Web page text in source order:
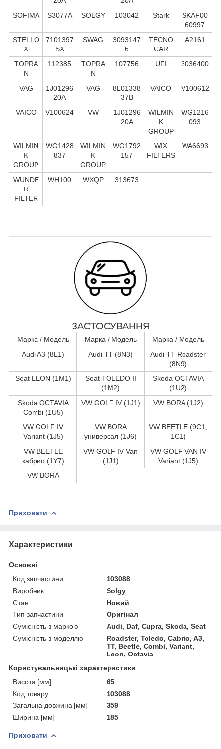
SOFIMA
S3077A SOLGY 103042 Stark
SKAF00
60997
STELLO
X
7101397
SX
SWAG
3093147
6
TECNO
CAR
A2161
TOPRA
N
112385
TOPRA
N
107756 UFI 3036400
VAG
1J01296
20A
VAG
8L01338
37B
VAICO V100612
VAICO V100624 VW
1J01296
20A
WILMIN
K
GROUP
WG1216
093
WILMIN
K
GROUP
WG1428
837
WILMIN
K
GROUP
WG1792
157
WIX
FILTERS
WA6693
WUNDE
R
FILTER
WH100 WXQP 313673
ЗАСТОСУВАННЯ
Марка / Модель Марка / Модель
Марка / Модель
Audi A3 (8L1)
Audi TT (8N3)
Audi TT Roadster
(8N9)
Seat LEON (1M1)
Seat TOLEDO II
(1M2)
Skoda OCTAVIA
(1U2)
Skoda OCTAVIA
Combi (1U5)
VW GOLF IV (1J1) VW BORA (1J2)
VW GOLF IV
Variant (1J5)
VW BORA
универсал (1J6)
VW BEETLE (9C1,
1C1)
VW BEETLE
кабрио (1Y7)
VW GOLF IV Van
(1J1)
VW GOLF VAN IV
Variant (1J5)
VW BORA
Приховати
Характеристики
Основні
Код запчастини
103088
Виробник
Solgy
Стан
Новий
Тип запчастини
Оригінал
Сумісність з маркою
Audi, Daf, Cupra, Skoda, Seat
Сумісність з моделлю
Roadster, Toledo, Cabrio, A3,
TT, Beetle, Combi, Variant,
Leon, Octavia
Користувальницькі характеристики
Висота [мм]
65
Код товару
103088
Загальна довжина [мм]
359
Ширина [мм]
185
Приховати